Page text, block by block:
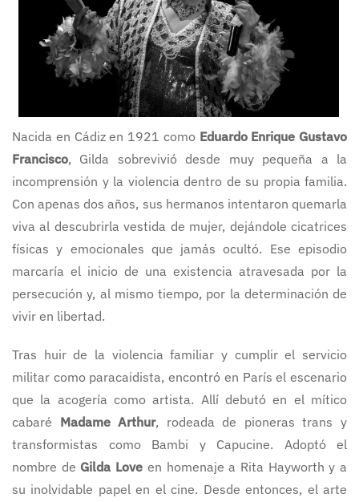
Nacida en Cádiz en 1921 como Eduardo Enrique Gustavo
Francisco, Gilda sobrevivió desde muy pequeña a la
incomprensión y la violencia dentro de su propia familia.
Con apenas dos años, sus hermanos intentaron quemarla
viva al descubrirla vestida de mujer, dejándole cicatrices
físicas y emocionales que jamás ocultó. Ese episodio
marcaría el inicio de una existencia atravesada por la
persecución y, al mismo tiempo, por la determinación de
vivir en libertad.
Tras huir de la violencia familiar y cumplir el servicio
militar como paracaidista, encontró en París el escenario
que la acogería como artista. Allí debutó en el mítico
cabaré Madame Arthur, rodeada de pioneras trans y
transformistas como Bambi y Capucine. Adoptó el
nombre de Gilda Love en homenaje a Rita Hayworth y a
su inolvidable papel en el cine. Desde entonces, el arte